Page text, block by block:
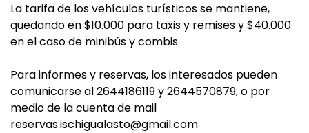
La tarifa de los vehículos turísticos se mantiene,
quedando en $10.000 para taxis y remises y $40.000
en el caso de minibús y combis.
Para informes y reservas, los interesados pueden
comunicarse al 2644186119 y 2644570879; o por
medio de la cuenta de mail
reservas.ischigualasto@gmail.com